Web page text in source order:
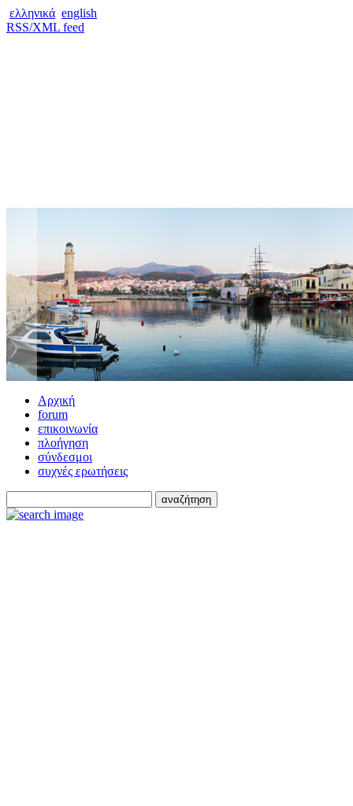
ελληνικά english
RSS/XML feed
Αρχική
forum
επικοινωνία
πλοήγηση
σύνδεσμοι
συχνές ερωτήσεις